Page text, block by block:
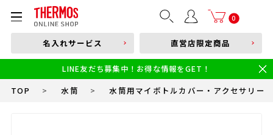
0
部品購入はこちら
本体品番やキーワードを入力
食洗機対応 新製品
幼児・園児向け水筒
小学生 低・中学年向け水筒
小学生 中・高学年向け水筒
名入れサービス 直営店限定商品
LINE友だち募集中！お得な情報をGET！
TOP > 水筒 > 水筒用マイボトルカバー・アクセサリー